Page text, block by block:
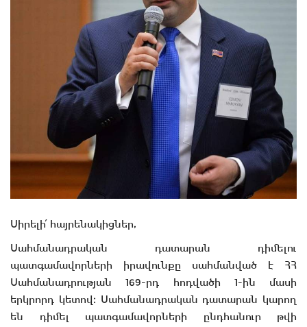
Սիրելի՛ հայրենակիցներ,
Սահմանադրական դատարան դիմելու
պատգամավորների իրավունքը սահմանված է ՀՀ
Սահմանադրության 169-րդ հոդվածի 1-ին մասի
երկրորդ կետով։ Սահմանադրական դատարան կարող
են դիմել պատգամավորների ընդհանուր թվի